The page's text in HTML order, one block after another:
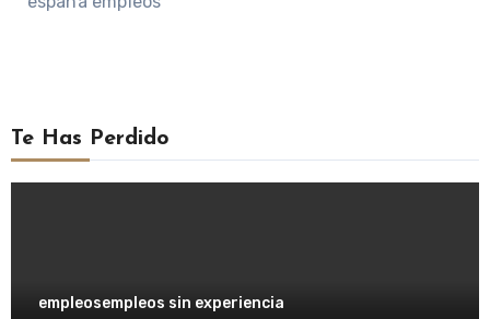
Te Has Perdido
empleosempleos sin experiencia